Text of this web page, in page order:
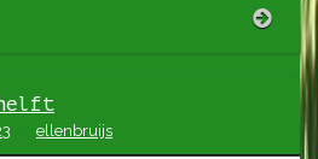
helft
van
het
helft
ellenbruijs